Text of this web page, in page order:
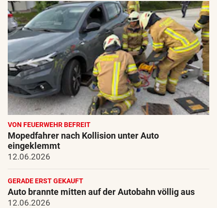
VON FEUERWEHR BEFREIT
Mopedfahrer nach Kollision unter Auto
eingeklemmt
12.06.2026
GERADE ERST GEKAUFT
Auto brannte mitten auf der Autobahn völlig aus
12.06.2026